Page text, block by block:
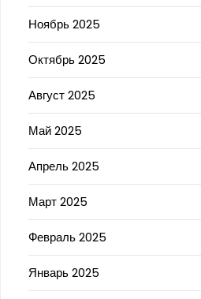
Ноябрь 2025
Октябрь 2025
Август 2025
Май 2025
Апрель 2025
Март 2025
Февраль 2025
Январь 2025